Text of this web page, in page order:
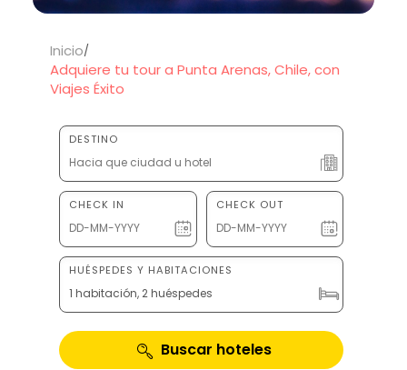
Inicio
Adquiere tu tour a Punta Arenas, Chile, con
Viajes Éxito
DESTINO
CHECK IN CHECK OUT
HUÉSPEDES Y HABITACIONES
1 habitación, 2 huéspedes
Buscar hoteles